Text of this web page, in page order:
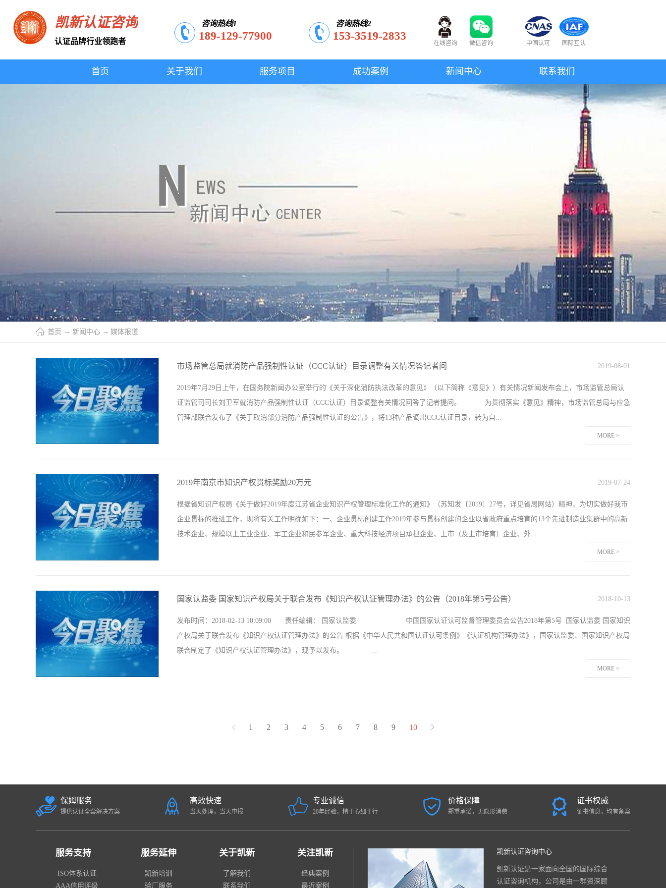
凯新认证咨询
认证品牌行业领跑者
咨询热线1
189-129-77900
咨询热线2
153-3519-2833
在线咨询 微信咨询 中国认可 国际互认
首页 关于我们 服务项目 成功案例 新闻中心 联系我们
首页 → 新闻中心 → 媒体报道
市场监管总局就消防产品强制性认证（CCC认证）目录调整有关情况答记者问
2019年7月29日上午，在国务院新闻办公室举行的《关于深化消防执法改革的意见》（以下简称《意见》）有关情况新闻发布会上，市场监管总局认
证监管司司长刘卫军就消防产品强制性认证（CCC认证）目录调整有关情况回答了记者提问。 为贯彻落实《意见》精神，市场监管总局与应急
管理部联合发布了《关于取消部分消防产品强制性认证的公告》，将13种产品调出CCC认证目录，转为自...
质量认证体系建设 促进全面质量管理的意见》（国发[2018] 3号）文件精神、深化“放管服”改革的一项具体举措。通过改革，预计减少CCC证书7万余
量，确保消费者人身健康安全。一是对取消CCC认证的消防产品，市场监管部门将会同应急管理部门继续强化事中事后监管，按照职责分工依法依规
对其在生产、流通、使用领域实施监督管理并采取支持措施，鼓励企业进行自愿性认证。二是对保留CCC认证的消防产品，市场监管部门将进一步强
化CCC认证监...
2019-08-01
MORE >
2019年南京市知识产权贯标奖励20万元
根据省知识产权局《关于做好2019年度江苏省企业知识产权管理标准化工作的通知》（苏知发〔2019〕27号，详见省局网站）精神，为切实做好我市
企业贯标的推进工作，现将有关工作明确如下：一、企业贯标创建工作2019年参与贯标创建的企业以省政府重点培育的13个先进制造业集群中的高新
技术企业、规模以上工业企业、军工企业和民参军企业、重大科技经济项目承担企业、上市（及上市培育）企业、外...
及认证工作全市贯标企业绩效评价工作职能由我局委托江苏省发明协会、江苏省专利信息中心承担，并按照《关于印发江苏省企业知识产权管理贯标
报省局。认证工作按照省局苏知发〔2019〕27号文件要求执行。三、贯标奖励工作根据省知识产权发展奖补资金要求，奖励金额原则上每家不少于20
万元。市局将于6月10日前将获得贯标奖励企业名单报省知识产权局。结合我市实际，现将我市今年奖励优秀贯标企业申报工作明确如下：（一）申
报对象：对本辖区在省知识产权局备案、2018年12月31日前（含）绩效评价合格或通过认证且未获得过贯标经费奖励的企业（不含经过渡通过认证的
2019-07-24
MORE >
国家认监委 国家知识产权局关于联合发布《知识产权认证管理办法》的公告（2018年第5号公告）
发布时间：2018-02-13 10:09:00 责任编辑： 国家认监委 中国国家认证认可监督管理委员会公告2018年第5号 国家认监委 国家知识
产权局关于联合发布《知识产权认证管理办法》的公告 根据《中华人民共和国认证认可条例》《认证机构管理办法》，国家认监委、国家知识产权局
联合制定了《知识产权认证管理办法》，现予以发布。 ...
2018-10-13
MORE >
1 2 3 4 5 6 7 8 9 10
保姆服务
提供认证全套解决方案
高效快速
当天处理，当天申报
专业诚信
20年经验，精于心细于行
价格保障
郑重承诺，无隐形消费
证书权威
证书信息，均有备案
服务支持
ISO体系认证
AAA信用评级
服务延伸
凯新培训
验厂服务
关于凯新
了解我们
联系我们
关注凯新
经典案例
最近案例
凯新认证咨询中心
凯新认证是一家面向全国的国际综合
认证咨询机构，公司是由一群资深顾